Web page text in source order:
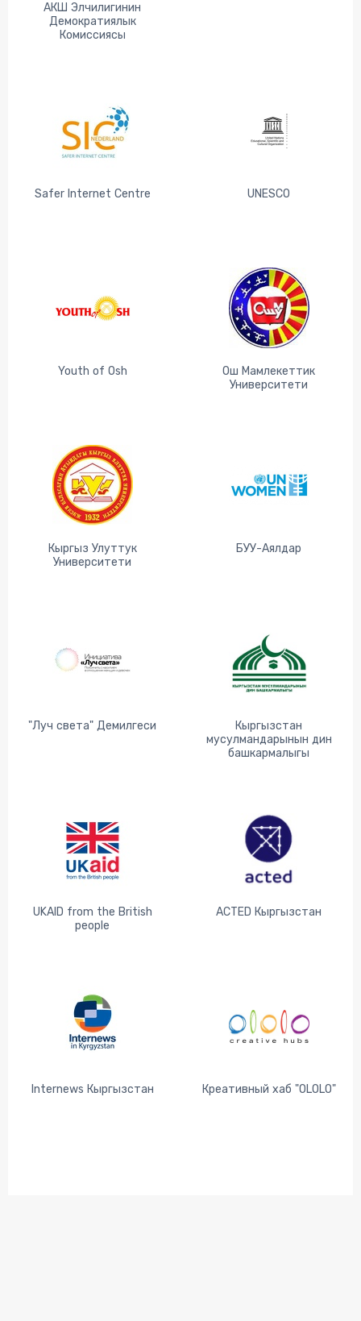
АКШ Элчилигинин
Демократиялык
Комиссиясы
Safer Internet Centre UNESCO
Youth of Osh
Ош Мамлекеттик
Университети
Кыргыз Улуттук
Университети
БУУ-Аялдар
"Луч света" Демилгеси
Кыргызстан
мусулмандарынын дин
башкармалыгы
UKAID from the British
people
ACTED Кыргызстан
Internews Кыргызстан Креативный хаб "OLOLO"